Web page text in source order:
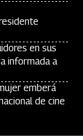
en sus
informada a
emberá
de cine